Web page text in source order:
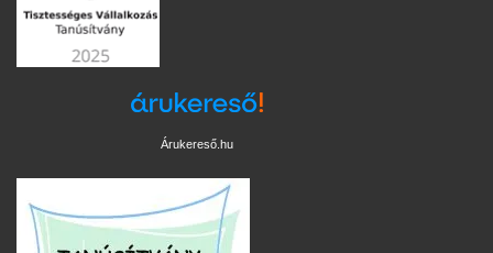
Árukereső.hu